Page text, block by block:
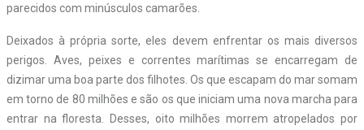
parecidos com minúsculos camarões.
Deixados à própria sorte, eles devem enfrentar os mais diversos
perigos. Aves, peixes e correntes marítimas se encarregam de
dizimar uma boa parte dos filhotes. Os que escapam do mar somam
em torno de 80 milhões e são os que iniciam uma nova marcha para
entrar na floresta. Desses, oito milhões morrem atropelados por